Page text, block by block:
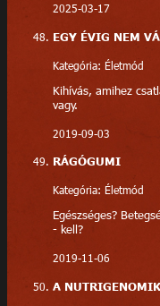
2025-03-17
EGY ÉVIG NEM
Kategória: Életmód
Kihívás, amihez
vagy.
2019-09-03
RÁGÓGUMI
Kategória: Életmód
Egészséges?
- kell?
2019-11-06
A